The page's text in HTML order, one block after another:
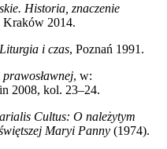
Historia, znaczenie
Kraków 2014.
Liturgia i czas, Poznań 1991.
, w:
2008, kol. 23–24.
Cultus: O należytym
Maryi Panny (1974).